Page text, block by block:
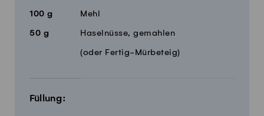
100 g Mehl
50 g Haselnüsse, gemahlen
(oder Fertig-Mürbeteig)
Füllung: